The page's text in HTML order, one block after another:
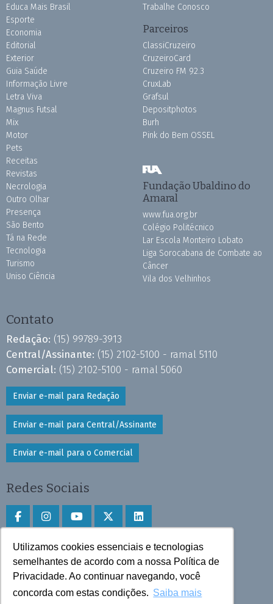
Utilizamos cookies essenciais e tecnologias
semelhantes de acordo com a nossa Política de
Privacidade. Ao continuar navegando, você
concorda com estas condições. Saiba mais
Educa Mais Brasil
Esporte
Economia
Editorial
Exterior
Guia Saúde
Informação Livre
Letra Viva
Magnus Futsal
Mix
Motor
Pets
Receitas
Revistas
Necrologia
Outro Olhar
Presença
São Bento
Tá na Rede
Tecnologia
Turismo
Uniso Ciência
Trabalhe Conosco
Parceiros
ClassiCruzeiro
CruzeiroCard
Cruzeiro FM 92.3
CruxLab
Grafsul
Depositphotos
Burh
Pink do Bem OSSEL
Fundação Ubaldino do
Amaral
www.fua.org.br
Colégio Politécnico
Lar Escola Monteiro Lobato
Liga Sorocabana de Combate ao
Câncer
Vila dos Velhinhos
Contato
Redação: (15) 99789-3913
Central/Assinante: (15) 2102-5100 - ramal 5110
Comercial: (15) 2102-5100 - ramal 5060
Enviar e-mail para Redação
Enviar e-mail para Central/Assinante
Enviar e-mail para o Comercial
Redes Sociais
Faça download do aplicativo
Play Store e App Store